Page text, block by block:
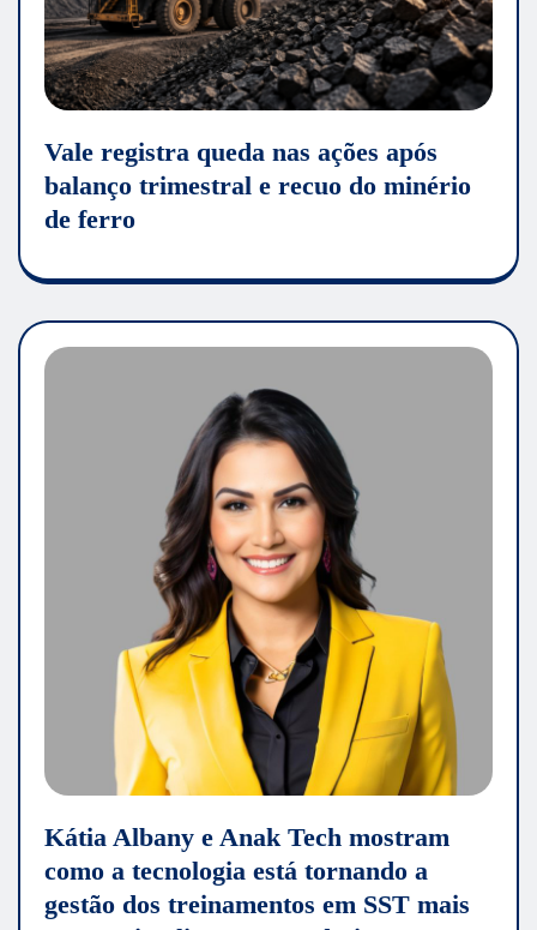
Vale registra queda nas ações após
balanço trimestral e recuo do minério
de ferro
Kátia Albany e Anak Tech mostram
como a tecnologia está tornando a
gestão dos treinamentos em SST mais